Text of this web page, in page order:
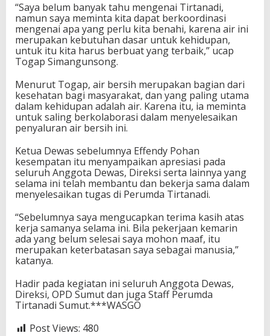
“Saya belum banyak tahu mengenai Tirtanadi,
namun saya meminta kita dapat berkoordinasi
mengenai apa yang perlu kita benahi, karena air ini
merupakan kebutuhan dasar untuk kehidupan,
untuk itu kita harus berbuat yang terbaik,” ucap
Togap Simangunsong.
Menurut Togap, air bersih merupakan bagian dari
kesehatan bagi masyarakat, dan yang paling utama
dalam kehidupan adalah air. Karena itu, ia meminta
untuk saling berkolaborasi dalam menyelesaikan
penyaluran air bersih ini.
Ketua Dewas sebelumnya Effendy Pohan
kesempatan itu menyampaikan apresiasi pada
seluruh Anggota Dewas, Direksi serta lainnya yang
selama ini telah membantu dan bekerja sama dalam
menyelesaikan tugas di Perumda Tirtanadi.
“Sebelumnya saya mengucapkan terima kasih atas
kerja samanya selama ini. Bila pekerjaan kemarin
ada yang belum selesai saya mohon maaf, itu
merupakan keterbatasan saya sebagai manusia,”
katanya.
Hadir pada kegiatan ini seluruh Anggota Dewas,
Direksi, OPD Sumut dan juga Staff Perumda
Tirtanadi Sumut.***WASGO
Post Views: 480